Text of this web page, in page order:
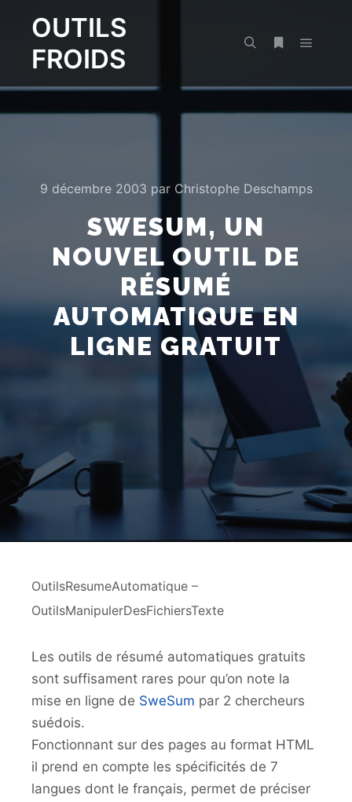
OUTILS
FROIDS
9 décembre 2003 par Christophe Deschamps
SWESUM, UN
NOUVEL OUTIL DE
RÉSUMÉ
AUTOMATIQUE EN
LIGNE GRATUIT
OutilsResumeAutomatique –
OutilsManipulerDesFichiersTexte
Les outils de résumé automatiques gratuits
sont suffisament rares pour qu’on note la
mise en ligne de SweSum par 2 chercheurs
suédois.
Fonctionnant sur des pages au format HTML
il prend en compte les spécificités de 7
langues dont le français, permet de préciser